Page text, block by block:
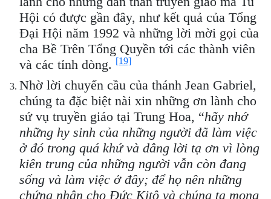
Hội có được gần đây, như kết quả của Tổng
Đại Hội năm 1992 và những lời mời gọi của
cha Bề Trên Tổng Quyền tới các thành viên
và các tỉnh dòng. [19]
Nhờ lời chuyển cầu của thánh Jean Gabriel,
chúng ta đặc biệt nài xin những ơn lành cho
sứ vụ truyền giáo tại Trung Hoa, “hãy nhớ
những hy sinh của những người đã làm việc
ở đó trong quá khứ và dâng lời tạ ơn vì lòng
kiên trung của những người vẫn còn đang
sống và làm việc ở đây; để họ nên những
chứng nhân cho Đức Kitô và chúng ta mong